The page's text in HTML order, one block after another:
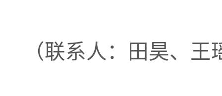
（联系人：田昊、王